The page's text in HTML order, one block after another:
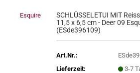
Esquire
SCHLÜSSELETUI MIT
11,5 x 6,5 cm - Deer 09
(ESde396109)
Art.Nr.:
Lieferzeit:
3-7